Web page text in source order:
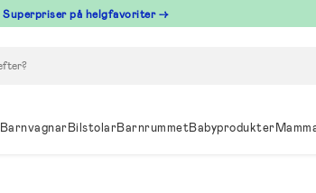
Superpriser på helgfavoriter →
BarnvagnarBilstolarBarnrummetBabyprodukter